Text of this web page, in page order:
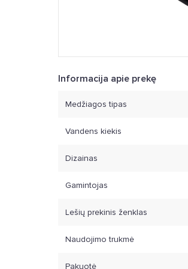
Informacija apie prekę
Medžiagos tipas
Vandens kiekis
Dizainas
Gamintojas
Lešių prekinis ženklas
Naudojimo trukmė
Pakuotė